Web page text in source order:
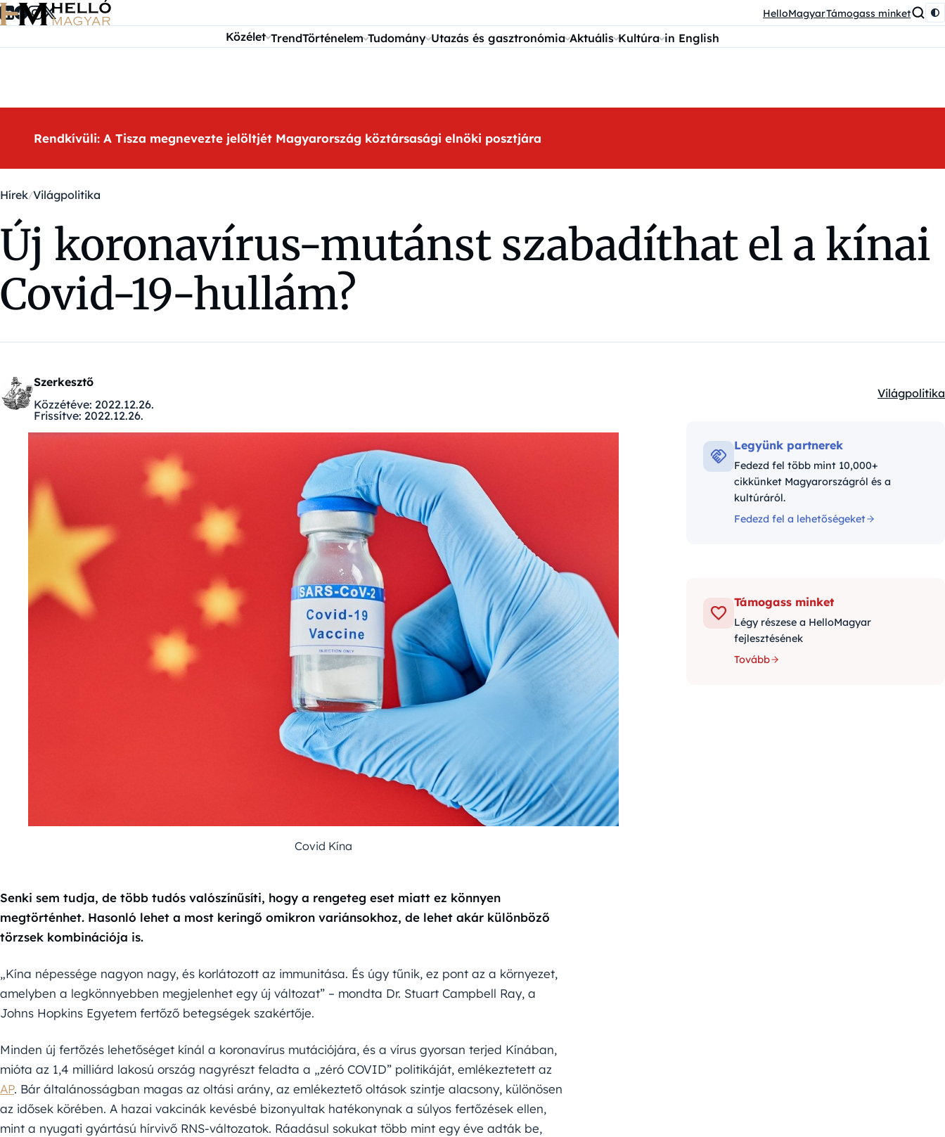
Ugrás a tartalomra HelloMagyarTámogass minket
Közélet TrendTörténelem Tudomány Utazás és gasztronómia Aktuális Kultúra in English
Rendkívüli: A Tisza megnevezte jelöltjét Magyarország köztársasági elnöki posztjára
Hírek Világpolitika
Új koronavírus-mutánst szabadíthat el a kínai
Covid-19-hullám?
Szerkesztő
Közzétéve: 2022.12.26.
Frissítve: 2022.12.26.
Kategóriák:
Világpolitika
Covid Kína
Senki sem tudja, de több tudós valószínűsíti, hogy a rengeteg eset miatt ez könnyen
megtörténhet. Hasonló lehet a most keringő omikron variánsokhoz, de lehet akár különböző
törzsek kombinációja is.
„Kína népessége nagyon nagy, és korlátozott az immunitása. És úgy tűnik, ez pont az a környezet,
amelyben a legkönnyebben megjelenhet egy új változat” – mondta Dr. Stuart Campbell Ray, a
Johns Hopkins Egyetem fertőző betegségek szakértője.
Minden új fertőzés lehetőséget kínál a koronavírus mutációjára, és a vírus gyorsan terjed Kínában,
mióta az 1,4 milliárd lakosú ország nagyrészt feladta a „zéró COVID” politikáját, emlékeztetett az
AP. Bár általánosságban magas az oltási arány, az emlékeztető oltások szintje alacsony, különösen
az idősek körében. A hazai vakcinák kevésbé bizonyultak hatékonynak a súlyos fertőzések ellen,
mint a nyugati gyártású hírvivő RNS-változatok. Ráadásul sokukat több mint egy éve adták be,
Legyünk partnerek
Fedezd fel több mint 10,000+
cikkünket Magyarországról és a
kultúráról.
Fedezd fel a lehetőségeket
Támogass minket
Légy részese a HelloMagyar
fejlesztésének
Tovább